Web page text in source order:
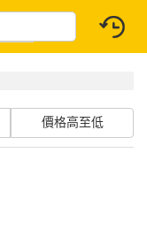
價格高至低